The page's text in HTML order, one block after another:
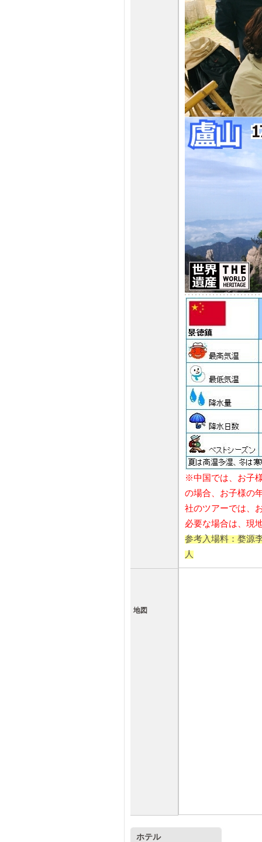
※中国では、お子
の場合、お子様の
社のツアーでは、
必要な場合は、現
参考入場料：婺源
人
地図
ホテル